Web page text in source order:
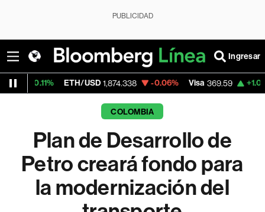
PUBLICIDAD
Ingresar
ETH/USD 1,874.338 -0.06% Visa 369.59 +1.07%
COLOMBIA
Plan de Desarrollo de
Petro creará fondo para
la modernización del